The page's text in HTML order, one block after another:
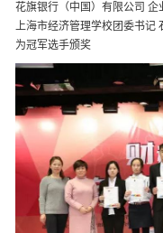
花旗银行（中国）有限公司
上海市经济管理学校团委书记
为冠军选手颁奖